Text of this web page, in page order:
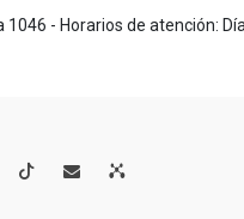
- Horarios de atención:
 